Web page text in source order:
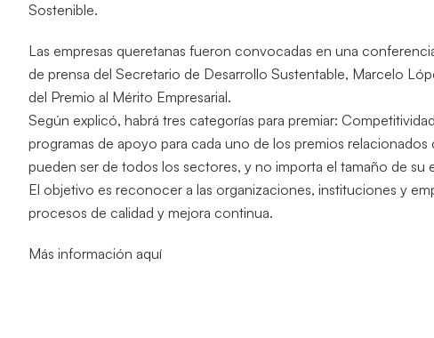
Sostenible.
Las empresas queretanas fueron convocadas en una
de prensa del Secretario de Desarrollo Sustentable, Marcelo
del Premio al Mérito Empresarial.
Según explicó, habrá tres categorías para premiar:
programas de apoyo para cada uno de los premios
pueden ser de todos los sectores, y no importa el tamaño de su
El objetivo es reconocer a las organizaciones, instituciones y
procesos de calidad y mejora continua.
Más información aquí